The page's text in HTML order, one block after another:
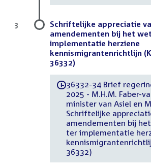
Schriftelijke appreciatie
amendementen bij het
implementatie herziene
kennismigrantenrichtlijn
36332)
-36332-34 Brief
2025 - M.H.M. Faber-
minister van Asiel en
Schriftelijke
amendementen bij
ter implementatie
36332)
3